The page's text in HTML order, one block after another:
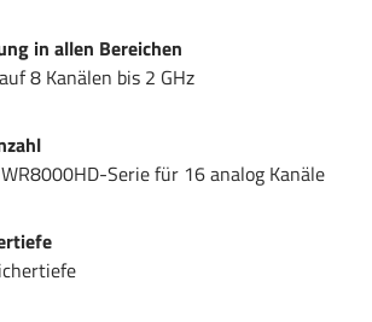
in allen Bereichen
8 Kanälen bis 2 GHz
Serie für 16 analog Kanäle